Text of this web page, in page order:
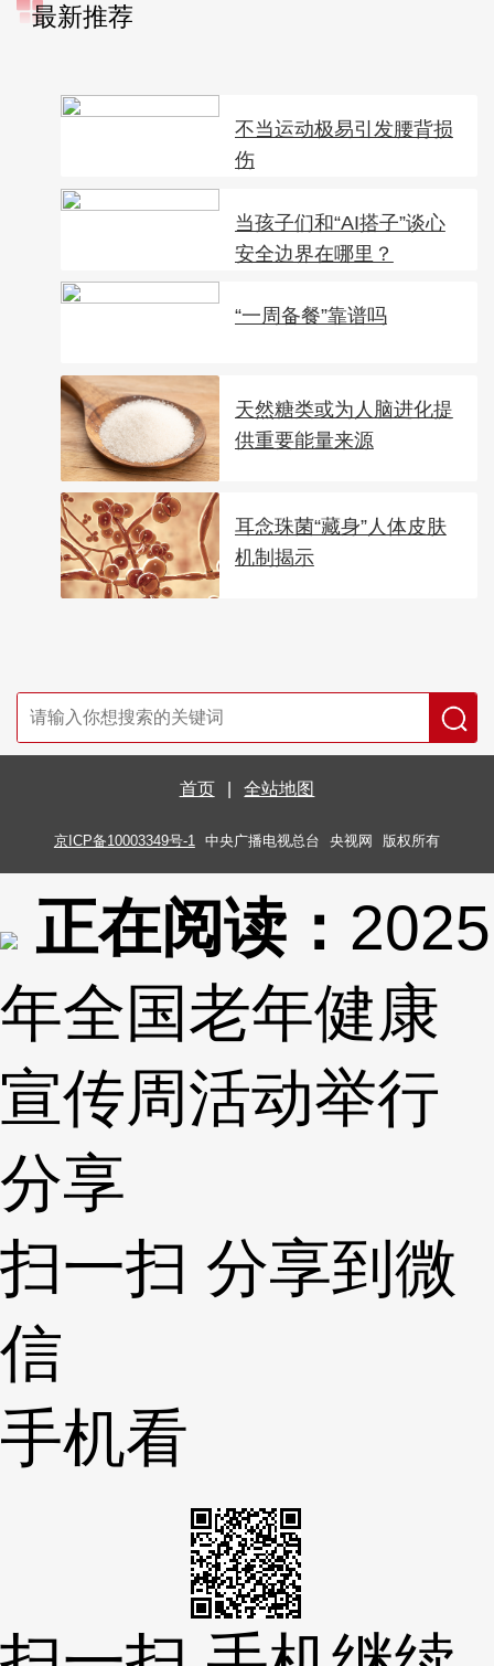
最新推荐
不当运动极易引发腰背损
伤
当孩子们和“AI搭子”谈心
安全边界在哪里？
“一周备餐”靠谱吗
天然糖类或为人脑进化提
供重要能量来源
耳念珠菌“藏身”人体皮肤
机制揭示
首页 全站地图
京ICP备10003349号-1 中央广播电视总台 央视网 版权所有
正在阅读： 2025
年全国老年健康
宣传周活动举行
分享
扫一扫 分享到微
信
手机看